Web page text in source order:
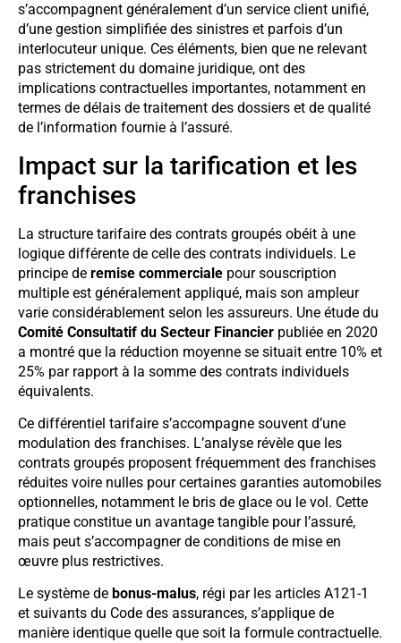
s’accompagnent généralement d’un service client unifié,
d’une gestion simplifiée des sinistres et parfois d’un
interlocuteur unique. Ces éléments, bien que ne relevant
pas strictement du domaine juridique, ont des
implications contractuelles importantes, notamment en
termes de délais de traitement des dossiers et de qualité
de l’information fournie à l’assuré.
Impact sur la tarification et les
franchises
La structure tarifaire des contrats groupés obéit à une
logique différente de celle des contrats individuels. Le
principe de remise commerciale pour souscription
multiple est généralement appliqué, mais son ampleur
varie considérablement selon les assureurs. Une étude du
Comité Consultatif du Secteur Financier publiée en 2020
a montré que la réduction moyenne se situait entre 10% et
25% par rapport à la somme des contrats individuels
équivalents.
Ce différentiel tarifaire s’accompagne souvent d’une
modulation des franchises. L’analyse révèle que les
contrats groupés proposent fréquemment des franchises
réduites voire nulles pour certaines garanties automobiles
optionnelles, notamment le bris de glace ou le vol. Cette
pratique constitue un avantage tangible pour l’assuré,
mais peut s’accompagner de conditions de mise en
œuvre plus restrictives.
Le système de bonus-malus, régi par les articles A121-1
et suivants du Code des assurances, s’applique de
manière identique quelle que soit la formule contractuelle.